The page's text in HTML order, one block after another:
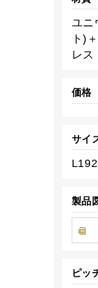
ユニ
ト)
レス
価格
サイ
製品
ピッ